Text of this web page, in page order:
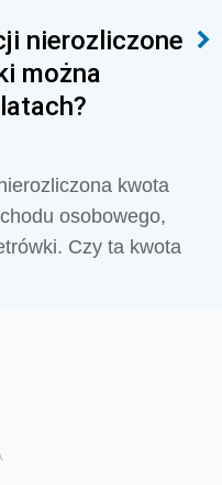
nierozliczone
można
kwota
osobowego,
Czy ta kwota